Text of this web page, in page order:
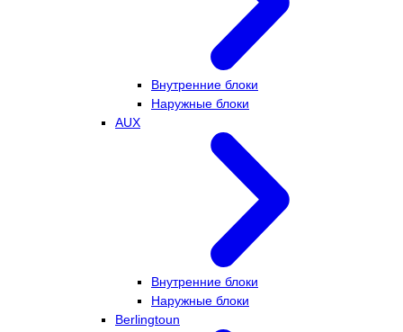
Внутренние блоки
Наружные блоки
AUX
Внутренние блоки
Наружные блоки
Berlingtoun